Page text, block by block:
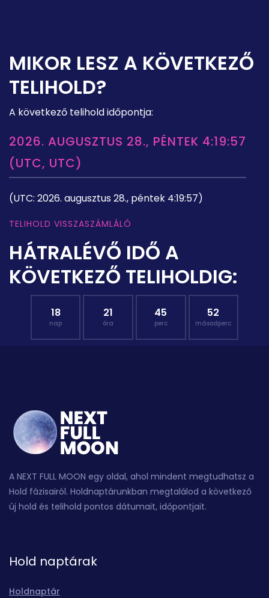
MIKOR LESZ A KÖVETKEZŐ
TELIHOLD?
A következő telihold időpontja:
2026. AUGUSZTUS 28., PÉNTEK 4:19:57
(UTC, UTC)
(UTC: 2026. augusztus 28., péntek 4:19:57)
TELIHOLD VISSZASZÁMLÁLÓ
HÁTRALÉVŐ IDŐ A
KÖVETKEZŐ TELIHOLDIG:
18
nap
21
óra
45
perc
51
másodperc
A NEXT FULL MOON egy oldal, ahol mindent megtudhatsz a
Hold fázisairól. Holdnaptárunkban megtalálod a következő
új hold és telihold pontos dátumait, időpontjait.
Hold naptárak
Holdnaptár